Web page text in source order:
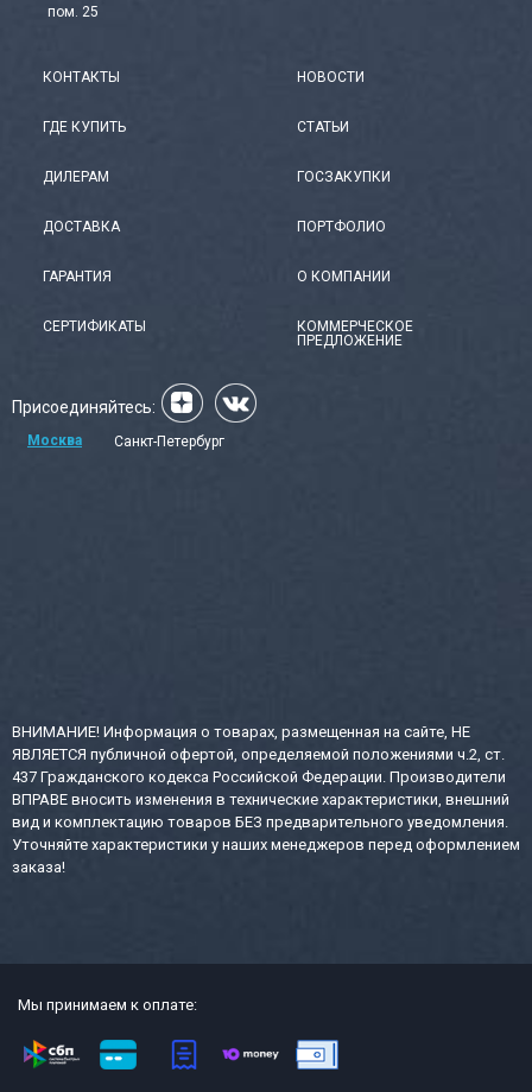
пом. 25
КОНТАКТЫ
ГДЕ КУПИТЬ
ДИЛЕРАМ
ДОСТАВКА
ГАРАНТИЯ
СЕРТИФИКАТЫ
НОВОСТИ
СТАТЬИ
ГОСЗАКУПКИ
ПОРТФОЛИО
О КОМПАНИИ
КОММЕРЧЕСКОЕ
ПРЕДЛОЖЕНИЕ
Присоединяйтесь:
Москва Санкт-Петербург
ВНИМАНИЕ! Информация о товарах, размещенная на сайте, НЕ
ЯВЛЯЕТСЯ публичной офертой, определяемой положениями ч.2, ст.
437 Гражданского кодекса Российской Федерации. Производители
ВПРАВЕ вносить изменения в технические характеристики, внешний
вид и комплектацию товаров БЕЗ предварительного уведомления.
Уточняйте характеристики у наших менеджеров перед оформлением
заказа!
Мы принимаем к оплате: